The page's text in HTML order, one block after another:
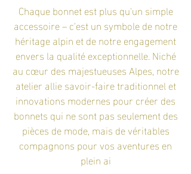
Chaque bonnet est plus qu'un simple
accessoire – c'est un symbole de notre
héritage alpin et de notre engagement
envers la qualité exceptionnelle. Niché
au cœur des majestueuses Alpes, notre
atelier allie savoir-faire traditionnel et
innovations modernes pour créer des
bonnets qui ne sont pas seulement des
pièces de mode, mais de véritables
compagnons pour vos aventures en
plein ai